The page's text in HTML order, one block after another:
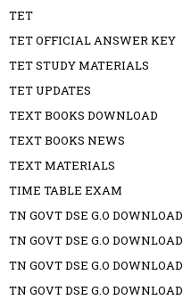
TET
TET OFFICIAL ANSWER KEY
TET STUDY MATERIALS
TET UPDATES
TEXT BOOKS DOWNLOAD
TEXT BOOKS NEWS
TEXT MATERIALS
TIME TABLE EXAM
TN GOVT DSE G.O
TN GOVT DSE G.O
TN GOVT DSE G.O
TN GOVT DSE G.O